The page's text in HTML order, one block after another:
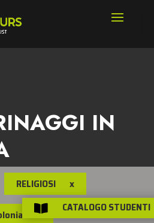
IN
RELIGIOSI x
x CATALOGO STUDENTI